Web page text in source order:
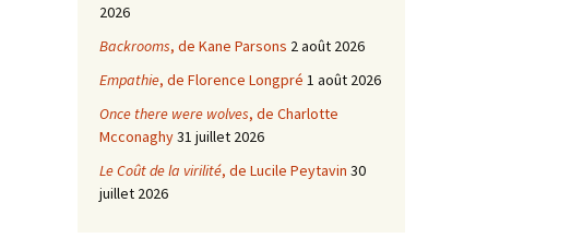
2026
Backrooms, de Kane Parsons 2 août 2026
Empathie, de Florence Longpré 1 août 2026
Once there were wolves, de Charlotte
Mcconaghy31 juillet 2026
Le Coût de la virilité, de Lucile Peytavin 30
juillet 2026